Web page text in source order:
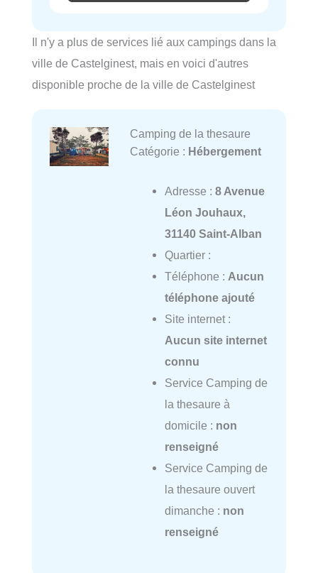
Il n'y a plus de services lié aux campings dans la
ville de Castelginest, mais en voici d'autres
disponible proche de la ville de Castelginest
Camping de la thesaure
Catégorie : Hébergement
Adresse : 8 Avenue
Léon Jouhaux,
31140 Saint-Alban
Quartier :
Téléphone : Aucun
téléphone ajouté
Site internet :
Aucun site internet
connu
Service Camping de
la thesaure à
domicile : non
renseigné
Service Camping de
la thesaure ouvert
dimanche : non
renseigné